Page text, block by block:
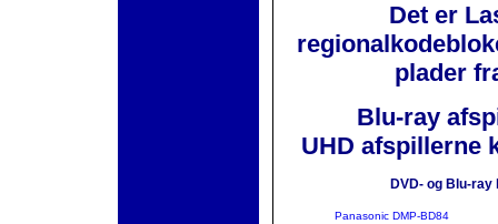
Det er
plader
Blu-ray
UHD afspillerne
DVD- og Blu-ray
Panasonic DMP-BD84